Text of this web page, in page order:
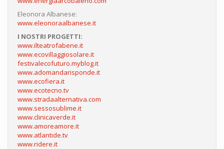
Eleonora Albanese:
www.eleonoraalbanese.it
I NOSTRI PROGETTI:
www.ilteatrofabene.it
www.ecovillaggiosolare.it
festivalecofuturo.myblog.it
www.adomandarisponde.it
www.ecofiera.it
www.ecotecno.tv
www.stradaalternativa.com
www.sessosublime.it
www.clinicaverde.it
www.amoreamore.it
www.atlantide.tv
www.ridere.it